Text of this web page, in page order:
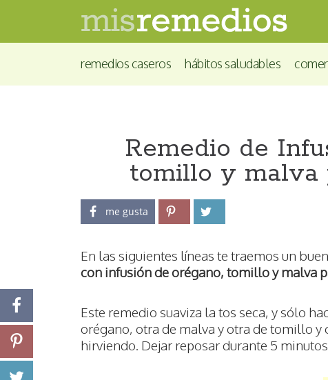
remedios caseros hábitos saludables
Remedio de
tomillo y malva
me gusta
En las siguientes líneas te traemos un
con infusión de orégano, tomillo y malva
Este remedio suaviza la tos seca, y sólo
orégano, otra de malva y otra de tomillo y
hirviendo. Dejar reposar durante 5